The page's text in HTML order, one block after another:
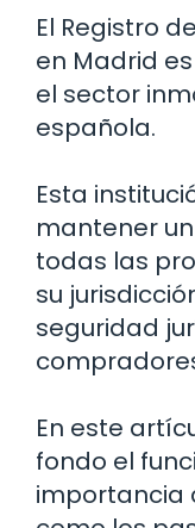
El Registro
en Madrid
el sector
española.
Esta
mantener
todas las
su
seguridad
En este
fondo el
importancia